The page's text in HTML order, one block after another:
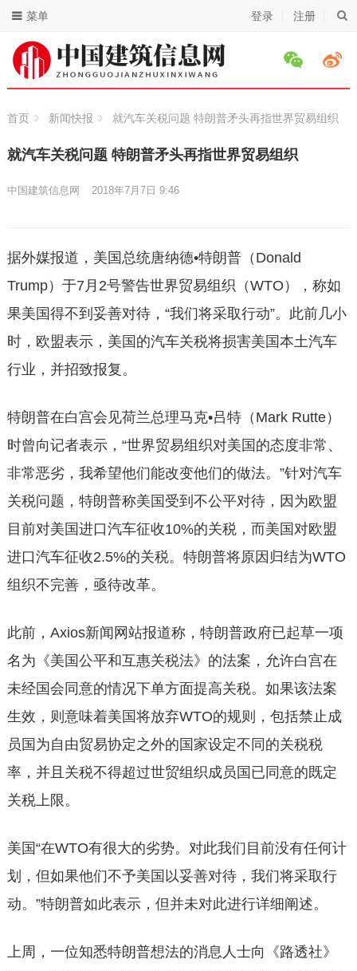
登录 注册
菜单
首页 新闻快报 就汽车关税问题 特朗普矛头再指世界贸易组织
就汽车关税问题 特朗普矛头再指世界贸易组织
中国建筑信息网 2018年7月7日 9:46
据外媒报道，美国总统唐纳德•特朗普（Donald
Trump）于7月2号警告世界贸易组织（WTO），称如
果美国得不到妥善对待，“我们将采取行动”。此前几小
时，欧盟表示，美国的汽车关税将损害美国本土汽车
行业，并招致报复。
特朗普在白宫会见荷兰总理马克•吕特（Mark Rutte）
时曾向记者表示，“世界贸易组织对美国的态度非常、
非常恶劣，我希望他们能改变他们的做法。”针对汽车
关税问题，特朗普称美国受到不公平对待，因为欧盟
目前对美国进口汽车征收10%的关税，而美国对欧盟
进口汽车征收2.5%的关税。特朗普将原因归结为WTO
组织不完善，亟待改革。
此前，Axios新闻网站报道称，特朗普政府已起草一项
名为《美国公平和互惠关税法》的法案，允许白宫在
未经国会同意的情况下单方面提高关税。如果该法案
生效，则意味着美国将放弃WTO的规则，包括禁止成
员国为自由贸易协定之外的国家设定不同的关税税
率，并且关税不得超过世贸组织成员国已同意的既定
关税上限。
美国“在WTO有很大的劣势。对此我们目前没有任何计
划，但如果他们不予美国以妥善对待，我们将采取行
动。”特朗普如此表示，但并未对此进行详细阐述。
上周，一位知悉特朗普想法的消息人士向《路透社》